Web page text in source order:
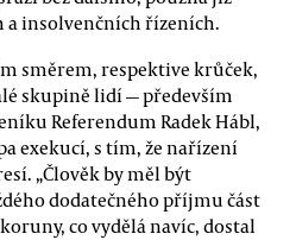
a insolvenčních řízeních.
směrem, respektive krůček,
skupině lidí — především
Referendum Radek Hábl,
exekucí, s tím, že nařízení
„Člověk by měl být
dodatečného příjmu část
co vydělá navíc, dostal